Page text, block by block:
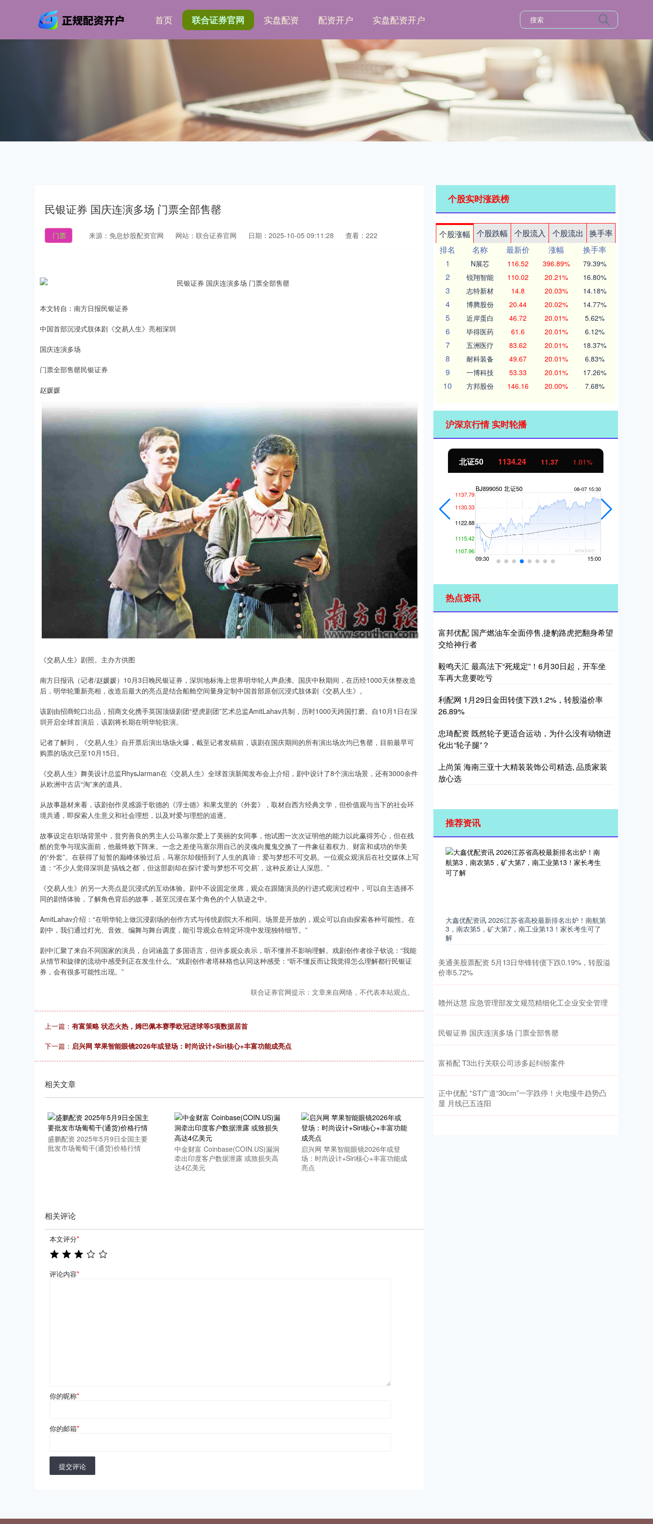
首页 联合证券官网 实盘配资 配资开户 实盘配资开户
民银证券 国庆连演多场 门票全部售罄
门票 来源：免息炒股配资官网 网站：联合证券官网 日期：2025-10-05 09:11:28 查看：222
本文转自：南方日报民银证券
中国首部沉浸式肢体剧《交易人生》亮相深圳
国庆连演多场
门票全部售罄民银证券
赵媛媛
​《交易人生》剧照。主办方供图
南方日报讯（记者/赵媛媛）10月3日晚民银证券，深圳地标海上世界明华轮人声鼎沸。国庆中秋期间，在历经1000天休整改造
后，明华轮重新亮相，改造后最大的亮点是结合船舱空间量身定制中国首部原创沉浸式肢体剧《交易人生》。
该剧由招商蛇口出品，招商文化携手英国顶级剧团“壁虎剧团”艺术总监AmitLahav共制，历时1000天跨国打磨。自10月1日在深
圳开启全球首演后，该剧将长期在明华轮驻演。
记者了解到，《交易人生》自开票后演出场场火爆，截至记者发稿前，该剧在国庆期间的所有演出场次均已售罄，目前最早可
购票的场次已至10月15日。
《交易人生》舞美设计总监RhysJarman在《交易人生》全球首演新闻发布会上介绍，剧中设计了8个演出场景，还有3000余件
从欧洲中古店“淘”来的道具。
从故事题材来看，该剧创作灵感源于歌德的《浮士德》和果戈里的《外套》，取材自西方经典文学，但价值观与当下的社会环
境共通，即探索人生意义和社会理想，以及对爱与理想的追逐。
故事设定在职场背景中，贫穷善良的男主人公马塞尔爱上了美丽的女同事，他试图一次次证明他的能力以此赢得芳心，但在残
酷的竞争与现实面前，他最终败下阵来。一念之差使马塞尔用自己的灵魂向魔鬼交换了一件象征着权力、财富和成功的华美
的“外套”。在获得了短暂的巅峰体验过后，马塞尔却领悟到了人生的真谛：爱与梦想不可交易。一位观众观演后在社交媒体上写
道：“不少人觉得深圳是‘搞钱之都’，但这部剧却在探讨‘爱与梦想不可交易’，这种反差让人深思。”
《交易人生》的另一大亮点是沉浸式的互动体验。剧中不设固定坐席，观众在跟随演员的行进式观演过程中，可以自主选择不
同的剧情体验，了解角色背后的故事，甚至沉浸在某个角色的个人轨迹之中。
AmitLahav介绍：“在明华轮上做沉浸剧场的创作方式与传统剧院大不相同。场景是开放的，观众可以自由探索各种可能性。在
剧中，我们通过灯光、音效、编舞与舞台调度，能引导观众在特定环境中发现独特细节。”
剧中汇聚了来自不同国家的演员，台词涵盖了多国语言，但许多观众表示，听不懂并不影响理解。戏剧创作者徐子钦说：“我能
从情节和旋律的流动中感受到正在发生什么。”戏剧创作者塔林格也认同这种感受：“听不懂反而让我觉得怎么理解都行民银证
券，会有很多可能性出现。”
联合证券官网提示：文章来自网络，不代表本站观点。
上一篇： 有富策略 状态火热，姆巴佩本赛季欧冠进球等5项数据居首
下一篇： 启兴网 苹果智能眼镜2026年或登场：时尚设计+Siri核心+丰富功能成亮点
相关文章
盛鹏配资 2025年5月9日全国主要
批发市场葡萄干(通货)价格行情
中金财富 Coinbase(COIN.US)漏洞
牵出印度客户数据泄露 或致损失高
达4亿美元
启兴网 苹果智能眼镜2026年或登
场：时尚设计+Siri核心+丰富功能成
亮点
相关评论
本文评分*
评论内容*
你的昵称*
你的邮箱*
提交评论
个股实时涨跌榜
个股涨幅 个股跌幅 个股流入 个股流出
换手率
排名
名称 最新价 涨幅
换手率
1
N展芯 116.52 396.89% 79.39%
2 锐翔智能 110.02 20.21% 16.80%
3 志特新材 14.8 20.03% 14.18%
4 博腾股份 20.44 20.02% 14.77%
5 近岸蛋白 46.72 20.01% 5.62%
6 毕得医药 61.6 20.01% 6.12%
7 五洲医疗 83.62 20.01% 18.37%
8 耐科装备 49.67 20.01% 6.83%
9 一博科技 53.33 20.01% 17.26%
10 方邦股份 146.16 20.00% 7.68%
沪深京行情 实时轮播
14311.01 200.89 沪深300 43.13 北证50 1134.24 11.37 1.01%
热点资讯
富邦优配 国产燃油车全面停售,捷豹路虎把翻身希望
交给神行者
毅鸣天汇 最高法下“死规定”！6月30日起，开车坐
车再大意要吃亏
利配网 1月29日金田转债下跌1.2%，转股溢价率
26.89%
忠琦配资 既然轮子更适合运动，为什么没有动物进
化出“轮子腿”？
上尚策 海南三亚十大精装装饰公司精选, 品质家装
放心选
推荐资讯
大鑫优配资讯 2026江苏省高校最新排名出炉！南航第
3，南农第5，矿大第7，南工业第13！家长考生可了
解
美通美股票配资 5月13日华锋转债下跌0.19%，转股溢
价率5.72%
赣州达慧 应急管理部发文规范精细化工企业安全管理
民银证券 国庆连演多场 门票全部售罄
富裕配 T3出行关联公司涉多起纠纷案件
正中优配 *ST广道“30cm”一字跌停！火电慢牛趋势凸
显 月线已五连阳